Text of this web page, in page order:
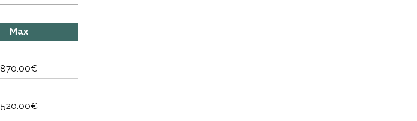
Max
870.00€
520.00€